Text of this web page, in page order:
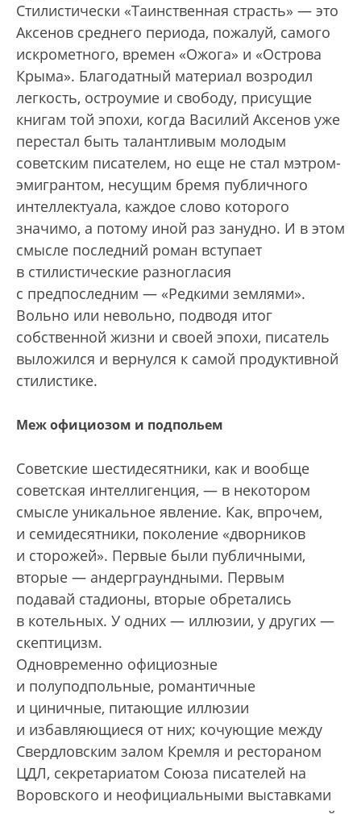
Стилистически «Таинственная страсть» — это
Аксенов среднего периода, пожалуй, самого
искрометного, времен «Ожога» и «Острова
Крыма». Благодатный материал возродил
легкость, остроумие и свободу, присущие
книгам той эпохи, когда Василий Аксенов уже
перестал быть талантливым молодым
советским писателем, но еще не стал мэтром-
эмигрантом, несущим бремя публичного
интеллектуала, каждое слово которого
значимо, а потому иной раз занудно. И в этом
смысле последний роман вступает
в стилистические разногласия
с предпоследним — «Редкими землями».
Вольно или невольно, подводя итог
собственной жизни и своей эпохи, писатель
выложился и вернулся к самой продуктивной
стилистике.
Меж официозом и подпольем
Советские шестидесятники, как и вообще
советская интеллигенция, — в некотором
смысле уникальное явление. Как, впрочем,
и семидесятники, поколение «дворников
и сторожей». Первые были публичными,
вторые — андерграундными. Первым
подавай стадионы, вторые обретались
в котельных. У одних — иллюзии, у других —
скептицизм.
Одновременно официозные
и полуподпольные, романтичные
и циничные, питающие иллюзии
и избавляющиеся от них; кочующие между
Свердловским залом Кремля и рестораном
ЦДЛ, секретариатом Союза писателей на
Воровского и неофициальными выставками